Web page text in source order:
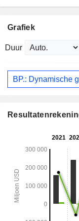
Grafiek
Duur
BP.: Dynamische